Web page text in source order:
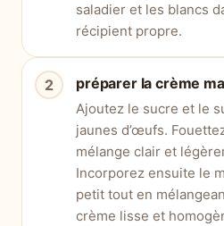
saladier et les blancs
récipient propre.
préparer la crème
Ajoutez le sucre et le
jaunes d’œufs.
mélange clair et
Incorporez ensuite le
petit tout en
crème lisse et